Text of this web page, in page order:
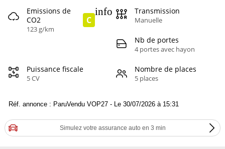
Emissions de
CO2
123 g/km
C
info Transmission
Manuelle
Nb de portes
4 portes avec hayon
Puissance fiscale
5 CV
Nombre de places
5 places
Réf. annonce : ParuVendu VOP27 - Le 30/07/2026 à 15:31
Simulez votre assurance auto en 3 min